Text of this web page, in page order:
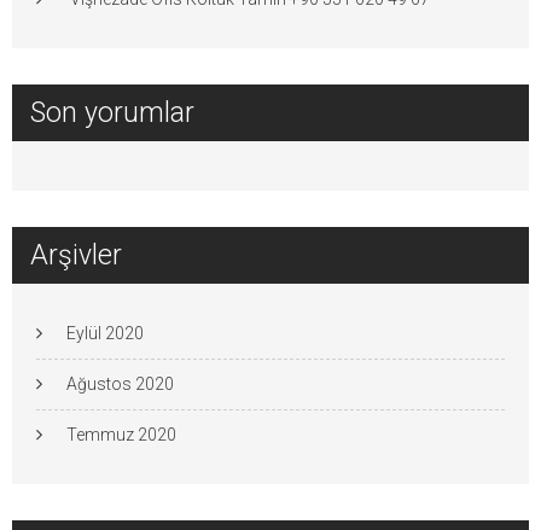
Son yorumlar
Arşivler
Eylül 2020
Ağustos 2020
Temmuz 2020